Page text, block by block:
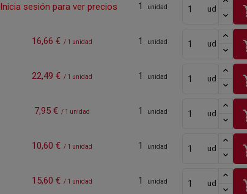
Inicia sesión para ver precios 1 unidad ud
16,66 € / 1 unidad 1 unidad ud
22,49 € / 1 unidad 1 unidad ud
7,95 € / 1 unidad 1 unidad ud
10,60 € / 1 unidad 1 unidad ud
15,60 € / 1 unidad 1 unidad ud